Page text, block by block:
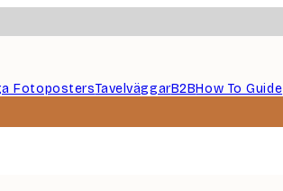
FotopostersTavelväggarB2BHow To Guide